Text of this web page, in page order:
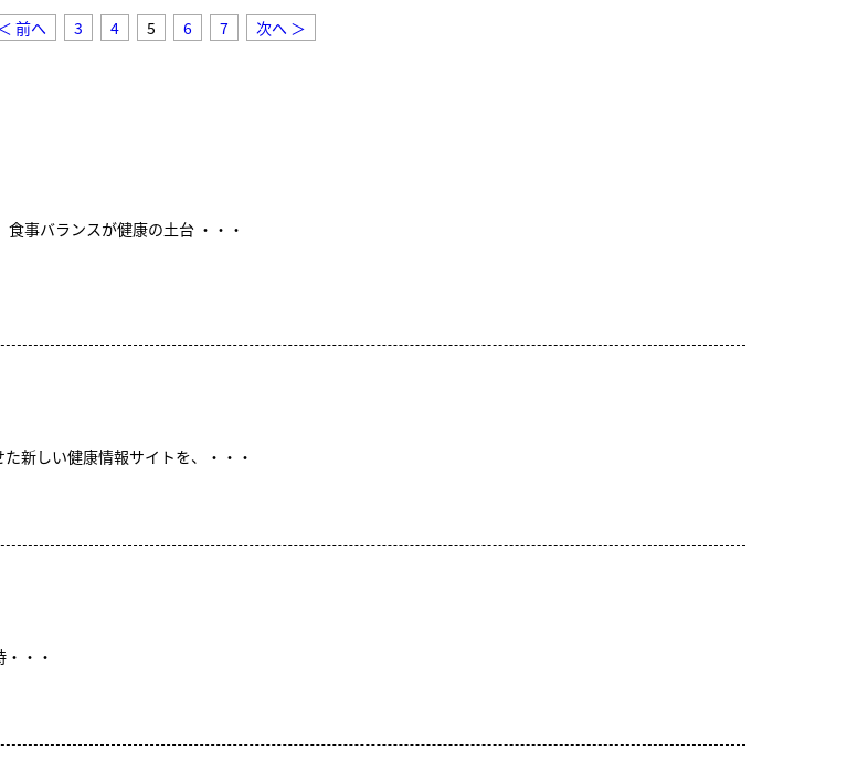
前へ 3 4 5 6 7 次へ ＞
事バランスが健康の土台 ・・・
新しい健康情報サイトを、・・・
・・